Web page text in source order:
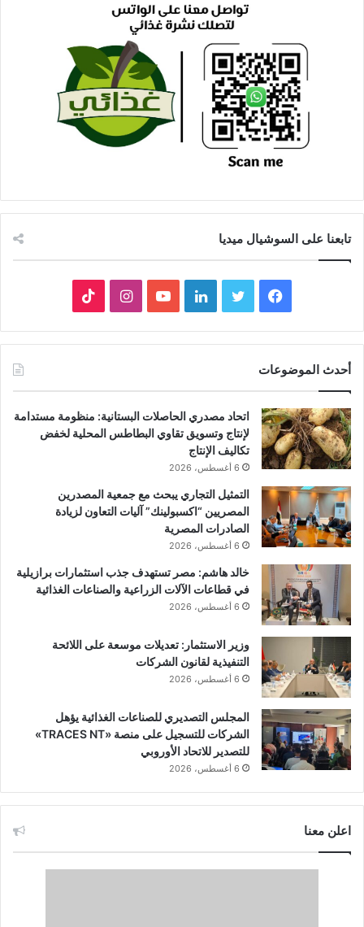
تابعنا على السوشيال ميديا
فيسبوك تويتر لينكدإنيوتيوبانستقرام
أحدث الموضوعات
اتحاد مصدري الحاصلات البستانية: منظومة مستدامة
لإنتاج وتسويق تقاوي البطاطس المحلية لخفض
تكاليف الإنتاج
6 أغسطس، 2026
التمثيل التجاري يبحث مع جمعية المصدرين
المصريين “اكسبولينك” آليات التعاون لزيادة
الصادرات المصرية
6 أغسطس، 2026
خالد هاشم: مصر تستهدف جذب استثمارات برازيلية
في قطاعات الآلات الزراعية والصناعات الغذائية
6 أغسطس، 2026
وزير الاستثمار: تعديلات موسعة على اللائحة
التنفيذية لقانون الشركات
6 أغسطس، 2026
المجلس التصديري للصناعات الغذائية يؤهل
الشركات للتسجيل على منصة «TRACES NT»
للتصدير للاتحاد الأوروبي
6 أغسطس، 2026
اعلن معنا